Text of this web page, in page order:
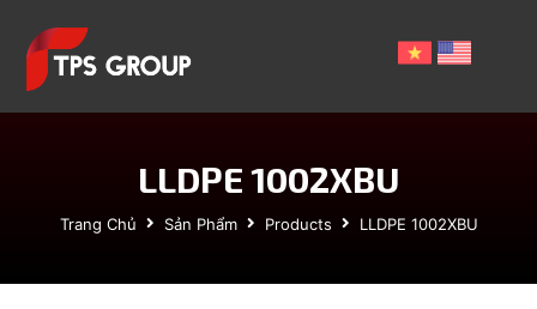
LLDPE 1002XBU
Trang Chủ Sản Phẩm Products LLDPE 1002XBU